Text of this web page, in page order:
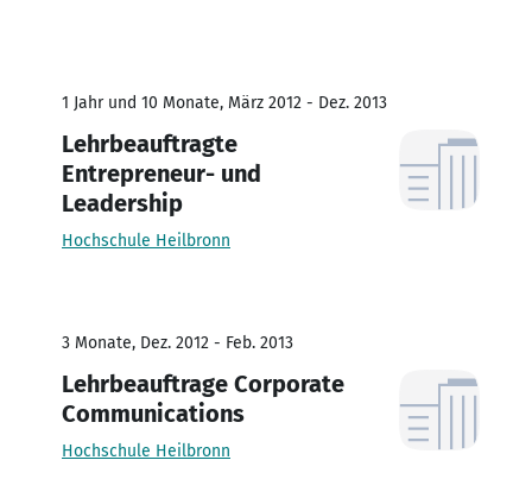
1 Jahr und 10 Monate, März 2012 - Dez. 2013
Lehrbeauftragte
Entrepreneur- und
Leadership
Hochschule Heilbronn
3 Monate, Dez. 2012 - Feb. 2013
Lehrbeauftrage Corporate
Communications
Hochschule Heilbronn